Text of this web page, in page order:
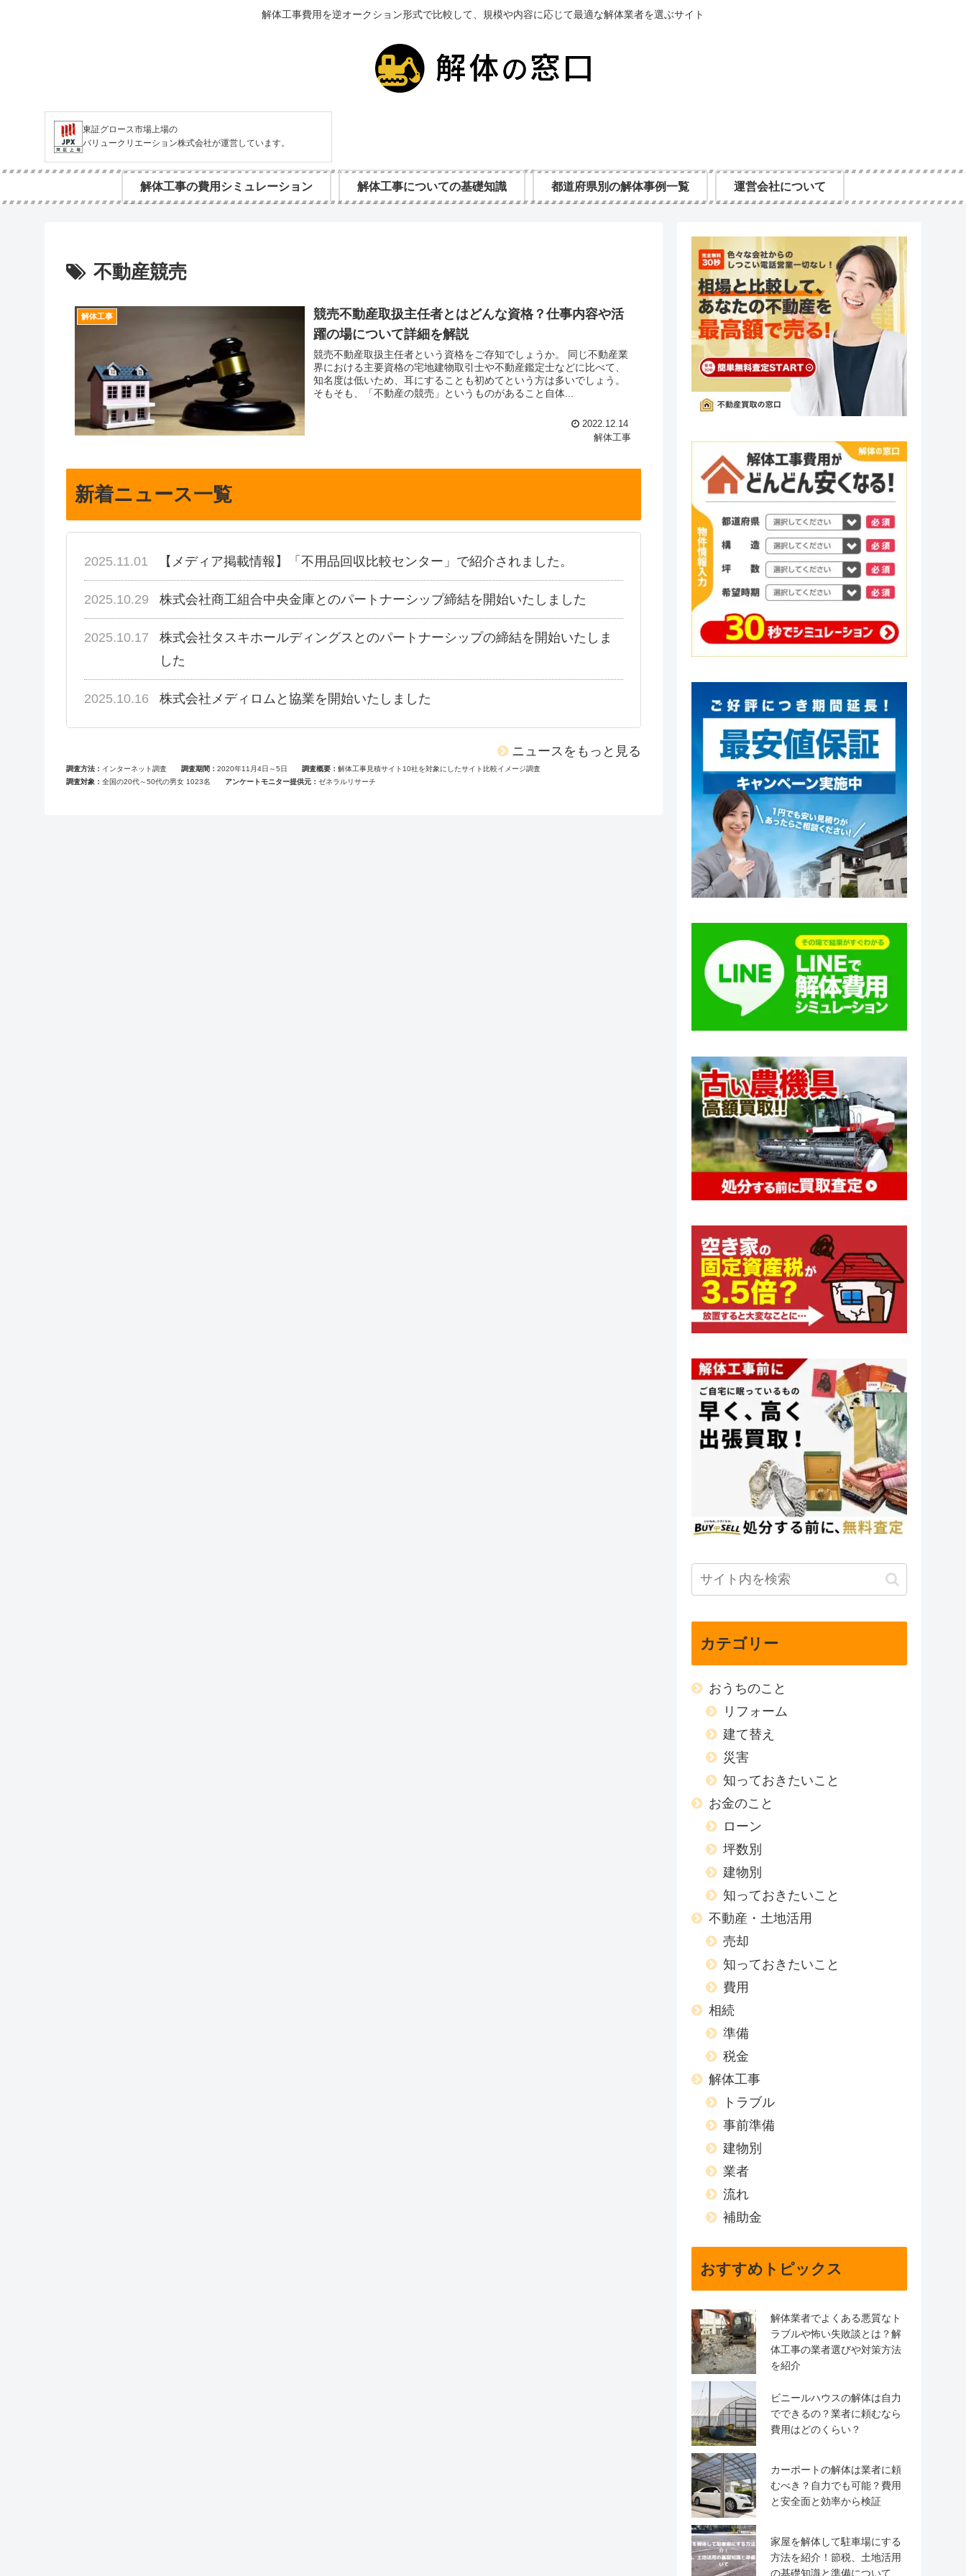
解体工事費用を逆オークション形式で比較して、規模や内容に応じて最適な解体業者を選ぶサイト
東証グロース市場上場の
バリュークリエーション株式会社が運営しています。
解体工事の費用シミュレーション 解体工事についての基礎知識 都道府県別の解体事例一覧 運営会社について
不動産競売
解体工事
競売不動産取扱主任者とはどんな資格？仕事内容や活
躍の場について詳細を解説
競売不動産取扱主任者という資格をご存知でしょうか。 同じ不動産業
界における主要資格の宅地建物取引士や不動産鑑定士などに比べて、
知名度は低いため、耳にすることも初めてという方は多いでしょう。
そもそも、「不動産の競売」というものがあること自体...
2022.12.14
解体工事
新着ニュース一覧
2025.11.01 【メディア掲載情報】「不用品回収比較センター」で紹介されました。
2025.10.29 株式会社商工組合中央金庫とのパートナーシップ締結を開始いたしました
2025.10.17
株式会社タスキホールディングスとのパートナーシップの締結を開始いたしま
した
2025.10.16 株式会社メディロムと協業を開始いたしました
ニュースをもっと見る
調査方法 インターネット調査 調査期間 2020年11月4日～5日 調査概要
解体工事見積サイト10社を対象にしたサイト比較イメージ調査
調査対象
全国の20代～50代の男女 1023名 アンケートモニター提供元 ゼネラルリサーチ
カテゴリー
おうちのこと
リフォーム
建て替え
災害
知っておきたいこと
お金のこと
ローン
坪数別
建物別
知っておきたいこと
不動産・土地活用
売却
知っておきたいこと
費用
相続
準備
税金
解体工事
トラブル
事前準備
建物別
業者
流れ
補助金
おすすめトピックス
解体業者でよくある悪質なト
ラブルや怖い失敗談とは？解
体工事の業者選びや対策方法
を紹介
ビニールハウスの解体は自力
でできるの？業者に頼むなら
費用はどのくらい？
カーポートの解体は業者に頼
むべき？自力でも可能？費用
と安全面と効率から検証
家屋を解体して駐車場にする
方法を紹介！節税、土地活用
の基礎知識と準備について